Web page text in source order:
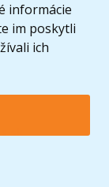
informácie
im poskytli
ich
LEGO Group. ©